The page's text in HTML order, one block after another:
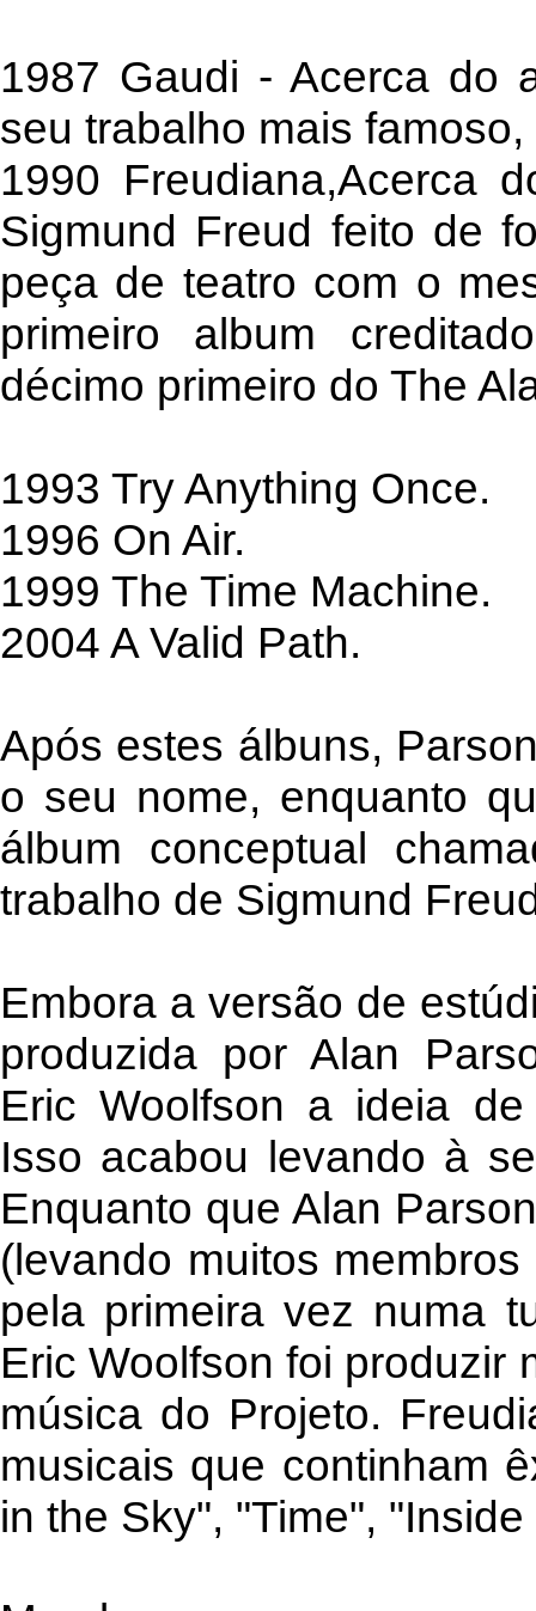
1987 Gaudi - Acerca do
seu trabalho mais
1990 Freudiana,Acerca
Sigmund Freud feito de
peça de teatro com o
primeiro album
décimo primeiro do The
1993 Try Anything Once.
1996 On Air.
1999 The Time Machine.
2004 A Valid Path.
Após estes álbuns,
o seu nome, enquanto
álbum conceptual
trabalho de Sigmund
Embora a versão de
produzida por Alan
Eric Woolfson a ideia
Isso acabou levando à
Enquanto que Alan
(levando muitos
pela primeira vez numa
Eric Woolfson foi produzir
música do Projeto.
musicais que continham
in the Sky", "Time",